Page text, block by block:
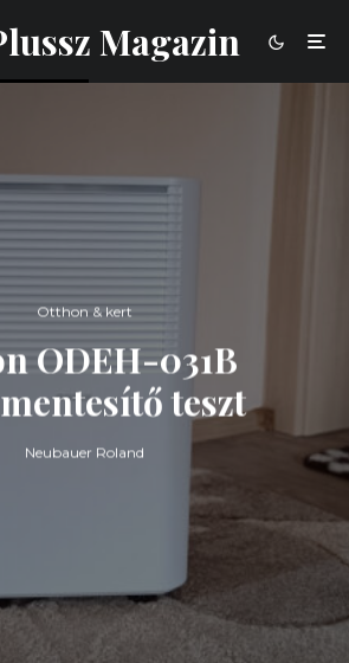
Magazin
Otthon & kert
ODEH-031B
teszt
Neubauer Roland